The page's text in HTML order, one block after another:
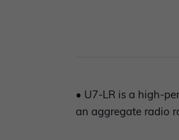
• U7-LR is a high-
an aggregate radio